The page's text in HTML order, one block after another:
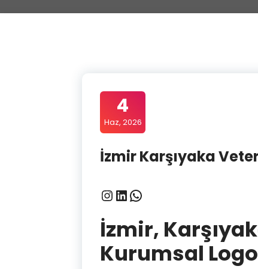
4
Haz, 2026
İzmir Karşıyaka
Instagram
LinkedIn
WhatsApp
İzmir,
Kurumsal